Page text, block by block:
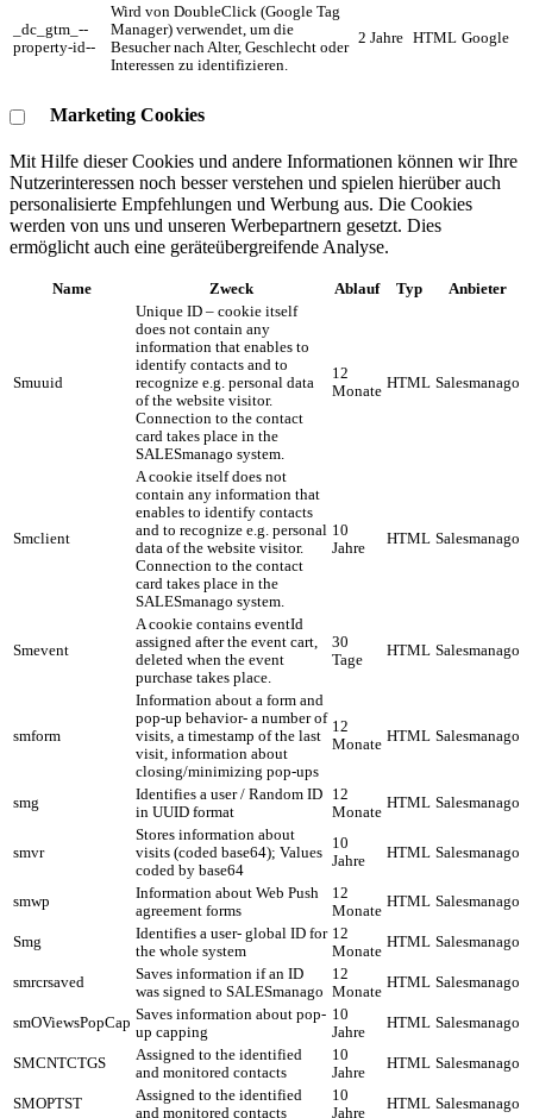
_dc_gtm_--
property-id--
Wird von DoubleClick (Google Tag
Manager) verwendet, um die
Besucher nach Alter, Geschlecht oder
Interessen zu identifizieren.
2 Jahre HTML Google
Marketing Cookies
Mit Hilfe dieser Cookies und andere Informationen können wir Ihre
Nutzerinteressen noch besser verstehen und spielen hierüber auch
personalisierte Empfehlungen und Werbung aus. ​Die Cookies
werden von uns und unseren Werbepartnern gesetzt. Dies
ermöglicht auch eine geräteübergreifende Analyse.
Name Zweck Ablauf Typ Anbieter
Smuuid
Unique ID – cookie itself
does not contain any
information that enables to
identify contacts and to
recognize e.g. personal data
of the website visitor.
Connection to the contact
card takes place in the
SALESmanago system.
12
Monate HTML Salesmanago
Smclient
A cookie itself does not
contain any information that
enables to identify contacts
and to recognize e.g. personal
data of the website visitor.
Connection to the contact
card takes place in the
SALESmanago system.
10
Jahre
HTML Salesmanago
Smevent
A cookie contains eventId
assigned after the event cart,
deleted when the event
purchase takes place.
30
Tage
HTML Salesmanago
smform
Information about a form and
pop-up behavior- a number of
visits, a timestamp of the last
visit, information about
closing/minimizing pop-ups
12
Monate HTML Salesmanago
smg
Identifies a user / Random ID
in UUID format
12
Monate
HTML Salesmanago
smvr
Stores information about
visits (coded base64); Values
coded by base64
10
Jahre
HTML Salesmanago
smwp
Information about Web Push
agreement forms
12
Monate
HTML Salesmanago
Smg
Identifies a user- global ID for
the whole system
12
Monate
HTML Salesmanago
smrcrsaved
Saves information if an ID
was signed to SALESmanago
12
Monate
HTML Salesmanago
smOViewsPopCap Saves information about pop-
up capping
10
Jahre
HTML Salesmanago
SMCNTCTGS
Assigned to the identified
and monitored contacts
10
Jahre
HTML Salesmanago
SMOPTST
Assigned to the identified
and monitored contacts
10
Jahre
HTML Salesmanago